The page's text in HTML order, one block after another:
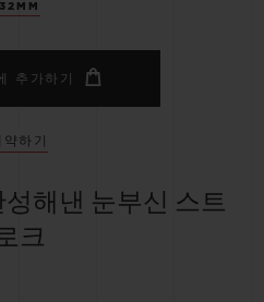
32MM
추가하기
약하기
해낸 눈부신 스트
크